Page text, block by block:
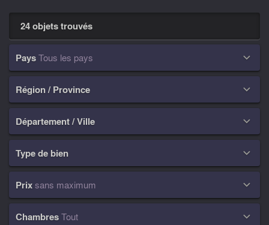
24 objets trouvés
PaysTous les pays 
Région / Province 
Département / Ville 
Type de bien 
Prix sans maximum 
ChambresTout 